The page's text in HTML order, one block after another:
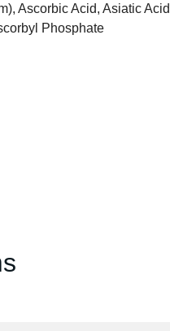
Ascorbic Acid, Asiatic
Phosphate